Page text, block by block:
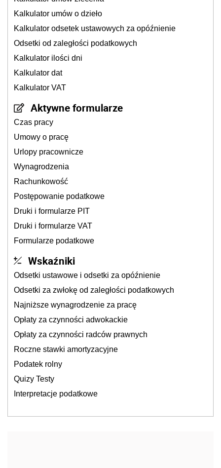
Kalkulator umów o dzieło
Kalkulator odsetek ustawowych za opóźnienie
Odsetki od zaległości podatkowych
Kalkulator ilości dni
Kalkulator dat
Kalkulator VAT
Aktywne formularze
Czas pracy
Umowy o pracę
Urlopy pracownicze
Wynagrodzenia
Rachunkowość
Postępowanie podatkowe
Druki i formularze PIT
Druki i formularze VAT
Formularze podatkowe
Wskaźniki
Odsetki ustawowe i odsetki za opóźnienie
Odsetki za zwłokę od zaległości podatkowych
Najniższe wynagrodzenie za pracę
Opłaty za czynności adwokackie
Opłaty za czynności radców prawnych
Roczne stawki amortyzacyjne
Podatek rolny
Quizy Testy
Interpretacje podatkowe